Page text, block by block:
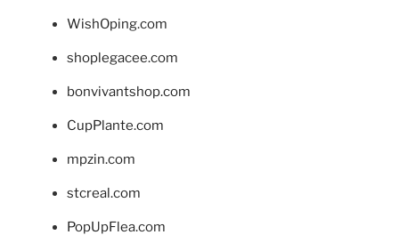
WishOping.com
shoplegacee.com
bonvivantshop.com
CupPlante.com
mpzin.com
stcreal.com
PopUpFlea.com